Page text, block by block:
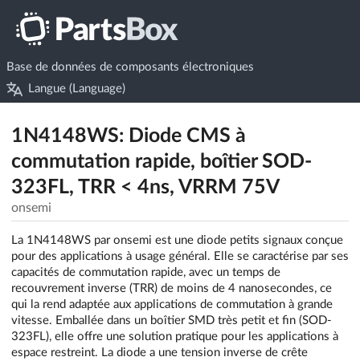
Base de données de composants électroniques
Langue (Language)
1N4148WS: Diode CMS à
commutation rapide, boîtier SOD-
323FL, TRR < 4ns, VRRM 75V
onsemi
La 1N4148WS par onsemi est une diode petits signaux conçue
pour des applications à usage général. Elle se caractérise par ses
capacités de commutation rapide, avec un temps de
recouvrement inverse (TRR) de moins de 4 nanosecondes, ce
qui la rend adaptée aux applications de commutation à grande
vitesse. Emballée dans un boîtier SMD très petit et fin (SOD-
323FL), elle offre une solution pratique pour les applications à
espace restreint. La diode a une tension inverse de crête